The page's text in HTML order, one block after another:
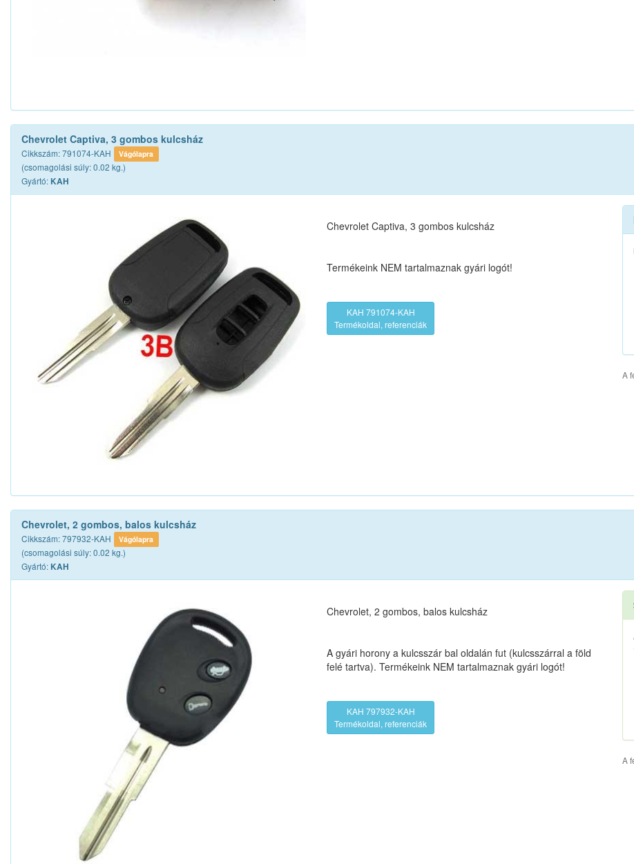
Chevrolet Captiva, 3 gombos kulcsház
Cikkszám: 791074-KAH Vágólapra
(csomagolási súly: 0.02 kg.)
Gyártó: KAH
Chevrolet Captiva, 3 gombos kulcsház
Termékeink NEM tartalmaznak gyári logót!
KAH 791074-KAH
Termékoldal, referenciák
A
Chevrolet, 2 gombos, balos kulcsház
Cikkszám: 797932-KAH Vágólapra
(csomagolási súly: 0.02 kg.)
Gyártó: KAH
Chevrolet, 2 gombos, balos kulcsház
A gyári horony a kulcsszár bal oldalán fut (kulcsszárral a föld
felé tartva). Termékeink NEM tartalmaznak gyári logót!
KAH 797932-KAH
Termékoldal, referenciák
A